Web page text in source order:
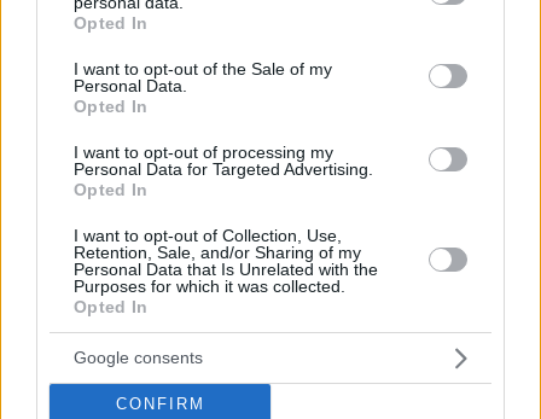
grant or deny consent to Google and its third-party tags to
use your data for below specified purposes in below Google
consent section.
Opted In
I want to opt-out of the Sale of my
Personal Data.
Opted In
I want to opt-out of processing my
Personal Data for Targeted Advertising.
Opted In
I want to opt-out of Collection, Use,
Retention, Sale, and/or Sharing of my
Personal Data that Is Unrelated with the
Purposes for which it was collected.
Opted In
Google consents
CONFIRM
25.12.2024, 15:43